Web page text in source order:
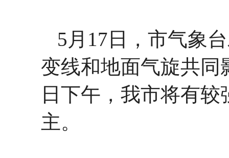
5月17日，市气象
变线和地面气旋共同
日下午，我市将有
主。